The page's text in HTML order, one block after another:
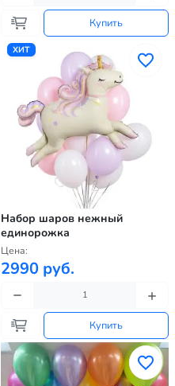
Купить
ХИТ
Набор шаров нежный
единорожка
Цена:
2990 руб.
Купить